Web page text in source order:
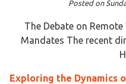
Posted on
The Debate on
Mandates The recent
Exploring the Dynamics